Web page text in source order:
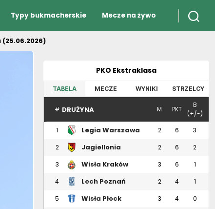
Typy bukmacherskie Mecze na żywo
PKO Ekstraklasa
TABELA MECZE WYNIKI STRZELCY
# DRUŻYNA M PKT
B
(+/-)
1
Legia Warszawa 2 6 3
2
Jagiellonia
2 6 2
3 Wisła Kraków 3 6 1
4 Lech Poznań 2 4 1
5 Wisła Płock 3 4 0